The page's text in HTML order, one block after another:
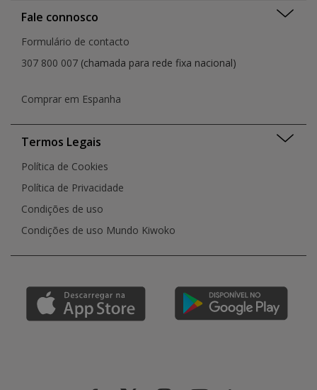
Fale connosco
Formulário de contacto
307 800 007 (chamada para rede fixa nacional)
Comprar em Espanha
Termos Legais
Política de Cookies
Política de Privacidade
Condições de uso
Condições de uso Mundo Kiwoko